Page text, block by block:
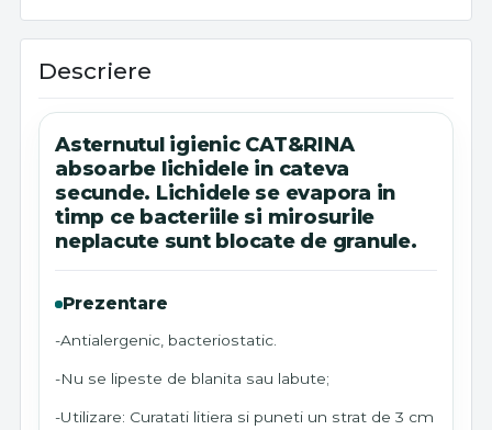
Descriere
Asternutul igienic CAT&RINA
absoarbe lichidele in cateva
secunde. Lichidele se evapora in
timp ce bacteriile si mirosurile
neplacute sunt blocate de granule.
Prezentare
-Antialergenic, bacteriostatic.
-Nu se lipeste de blanita sau labute;
-Utilizare: Curatati litiera si puneti un strat de 3 cm